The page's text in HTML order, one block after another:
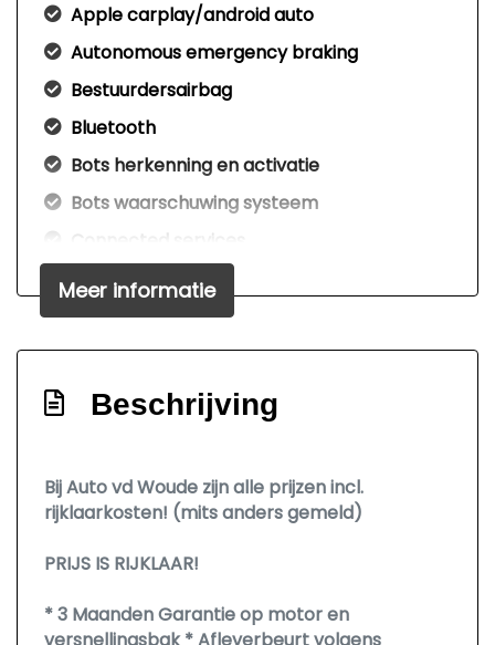
Apple carplay/android auto
Autonomous emergency braking
Bestuurdersairbag
Bluetooth
Bots herkenning en activatie
Bots waarschuwing systeem
Connected services
Cruise control adaptief met stop&go en
stuurhulp
Elektrisch bedienbare achterklep met
Elektronisch stabiliteits programma
Geluidsisolerend glas
Hoofd airbag(s) achter
Keyless start
Meer informatie
Beschrijving
Bij Auto vd Woude zijn alle prijzen incl.
rijklaarkosten! (mits anders gemeld)
PRIJS IS RIJKLAAR!
* 3 Maanden Garantie op motor en